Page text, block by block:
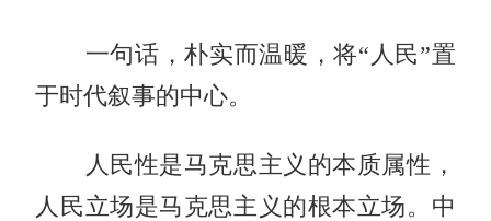
一句话，朴实而温暖，将“人民”置
于时代叙事的中心。
人民性是马克思主义的本质属性，
人民立场是马克思主义的根本立场。中